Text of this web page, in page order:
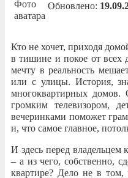
Обновлено:
Кто не хочет, приходя
в тишине и покое от всех
мечту в реальность
или с улицы. История,
многоквартирных домов.
громким телевизором,
вечеринками поможет
и, что самое главное,
И здесь перед владельцем
– а из чего, собственно,
квартире? Дело не в том,